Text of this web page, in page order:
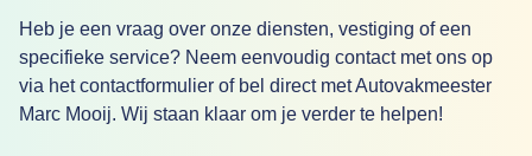
Heb je een vraag over onze diensten, vestiging of een
specifieke service? Neem eenvoudig contact met ons op
via het contactformulier of bel direct met Autovakmeester
Marc Mooij. Wij staan klaar om je verder te helpen!